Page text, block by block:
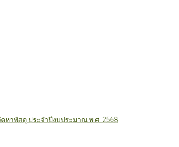
หาพัสดุ ประจำปีงบประมาณ พ.ศ. 2568